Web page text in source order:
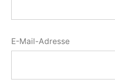
E-Mail-Adresse